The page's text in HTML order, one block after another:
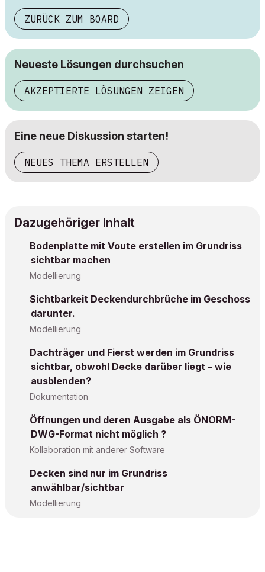
ZURÜCK ZUM BOARD
Neueste Lösungen durchsuchen
AKZEPTIERTE LÖSUNGEN ZEIGEN
Eine neue Diskussion starten!
NEUES THEMA ERSTELLEN
Dazugehöriger Inhalt
Bodenplatte mit Voute erstellen im Grundriss
sichtbar machen
Modellierung
Sichtbarkeit Deckendurchbrüche im Geschoss
darunter.
Modellierung
Dachträger und Fierst werden im Grundriss
sichtbar, obwohl Decke darüber liegt – wie
ausblenden?
Dokumentation
Öffnungen und deren Ausgabe als ÖNORM-
DWG-Format nicht möglich ?
Kollaboration mit anderer Software
Decken sind nur im Grundriss
anwählbar/sichtbar
Modellierung